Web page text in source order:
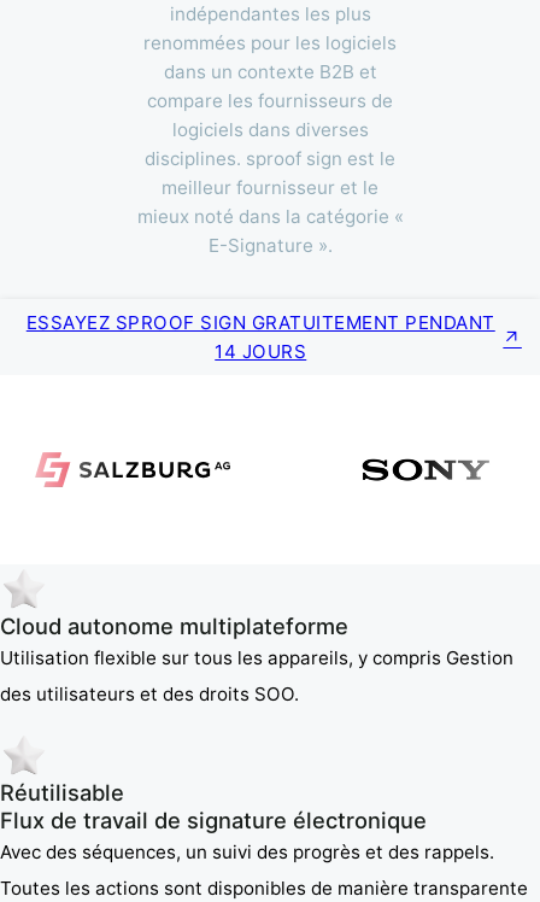
indépendantes les plus
renommées pour les logiciels
dans un contexte B2B et
compare les fournisseurs de
logiciels dans diverses
disciplines. sproof sign est le
meilleur fournisseur et le
mieux noté dans la catégorie «
E-Signature ».
ESSAYEZ SPROOF SIGN GRATUITEMENT PENDANT
14 JOURS
Cloud autonome multiplateforme
Utilisation flexible sur tous les appareils, y compris Gestion
des utilisateurs et des droits SOO.
Réutilisable
Flux de travail de signature électronique
Avec des séquences, un suivi des progrès et des rappels.
Toutes les actions sont disponibles de manière transparente